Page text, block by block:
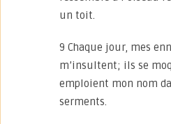
un toit.
9 Chaque jour, mes
m’insultent; ils se
emploient mon nom
serments.